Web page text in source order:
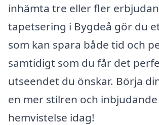
inhämta tre eller fler
tapetsering i Bygdeå gör du
som kan spara både tid och
samtidigt som du får det
utseendet du önskar. Börja
en mer stilren och inbjudande
hemvistelse idag!